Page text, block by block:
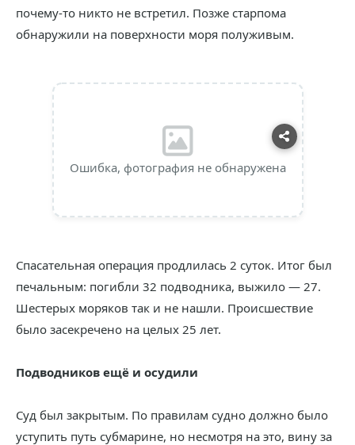
почему-то никто не встретил. Позже старпома
обнаружили на поверхности моря полуживым.
Ошибка, фотография не обнаружена
Спасательная операция продлилась 2 суток. Итог был
печальным: погибли 32 подводника, выжило — 27.
Шестерых моряков так и не нашли. Происшествие
было засекречено на целых 25 лет.
Подводников ещё и осудили
Суд был закрытым. По правилам судно должно было
уступить путь субмарине, но несмотря на это, вину за